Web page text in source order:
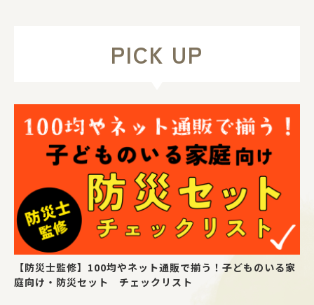
PICK UP
【防災士監修】100均やネット通販で揃う！子どものいる家
庭向け・防災セット チェックリスト